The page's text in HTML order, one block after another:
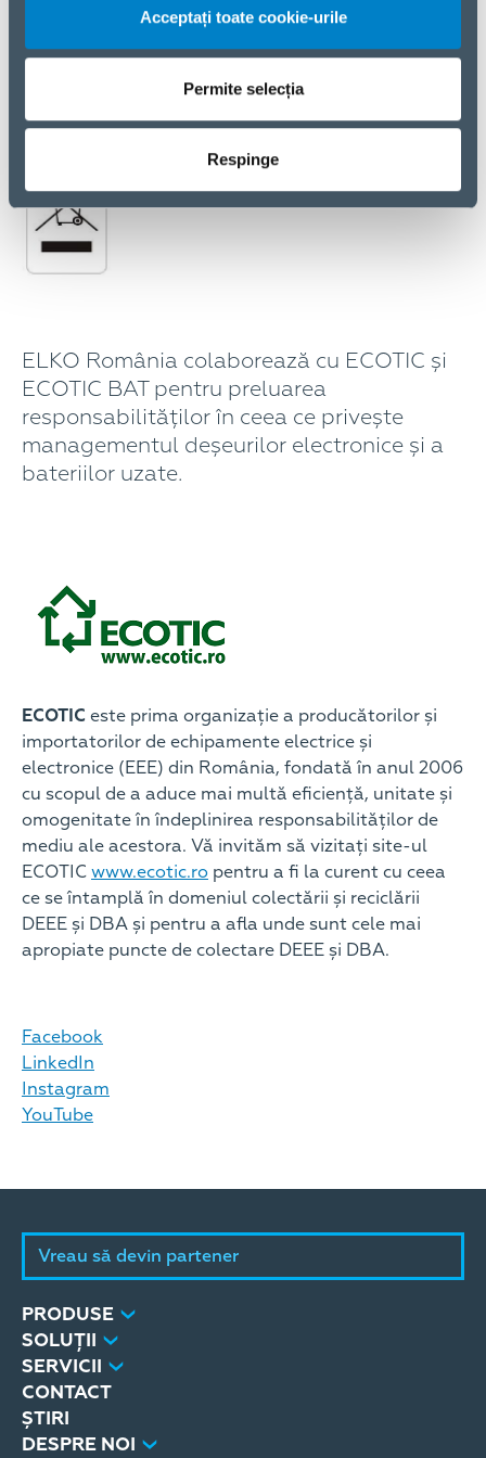
Acceptați toate cookie-urile
Permite selecția
Respinge
Simbolul pubela taiată indică colectarea separată
a respectivului obiect. Acesta nu trebuie aruncat
împreună cu deșeurile menajere, ci trebuie predat
către punctele de colectare specializate.
ELKO România colaborează cu ECOTIC și
ECOTIC BAT pentru preluarea
responsabilităților în ceea ce privește
managementul deșeurilor electronice și a
bateriilor uzate.
ECOTIC este prima organizație a producătorilor și
importatorilor de echipamente electrice și
electronice (EEE) din România, fondată în anul 2006
cu scopul de a aduce mai multă eficiență, unitate și
omogenitate în îndeplinirea responsabilităților de
mediu ale acestora. Vă invităm să vizitați site-ul
ECOTIC www.ecotic.ro pentru a fi la curent cu ceea
ce se întamplă în domeniul colectării și reciclării
DEEE și DBA și pentru a afla unde sunt cele mai
apropiate puncte de colectare DEEE și DBA.
Facebook
LinkedIn
Instagram
YouTube
Vreau să devin partener
PRODUSE
SOLUȚII
SERVICII
CONTACT
ȘTIRI
DESPRE NOI